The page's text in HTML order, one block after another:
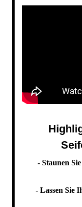
- Staunen
- Lassen Sie